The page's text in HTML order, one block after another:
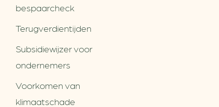
bespaarcheck
Terugverdien­tijden
Subsidiewijzer voor
ondernemers
Voorkomen van
klimaatschade